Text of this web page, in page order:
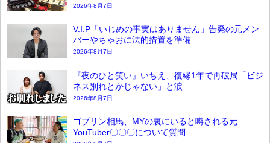
2026年8月7日
V.I.P「いじめの事実はありません」告発の元メン
バーやちゃおに法的措置を準備
2026年8月7日
『夜のひと笑い』いちえ、復縁1年で再破局「ビジ
ネス別れとかじゃない」と涙
2026年8月7日
ゴブリン相馬、MYの裏にいると噂される元
YouTuber〇〇〇について質問